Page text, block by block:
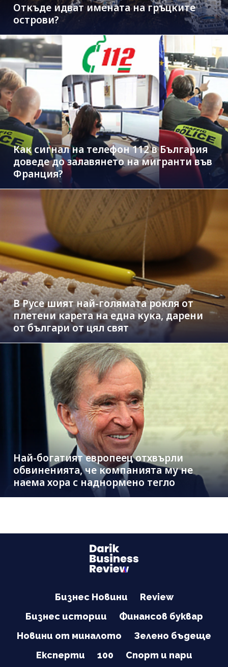
Откъде идват имената на гръцките
острови?
Как сигнал на телефон 112 в България
доведе до залавянето на мигранти във
Франция?
В Русе шият най-голямата рокля от
плетени карета на една кука, дарени
от българи от цял свят
Най-богатият европеец отхвърли
обвиненията, че компанията му не
наема хора с наднормено тегло
Бизнес Новини
Review
Бизнес истории
Финансов буквар
Новини от миналото
Зелено бъдеще
Експерти
100 Спорт и пари